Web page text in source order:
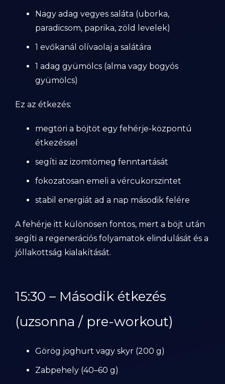
Nagy adag vegyes saláta (uborka,
paradicsom, paprika, zöld levelek)
1 evőkanál olívaolaj a salátára
1 adag gyümölcs (alma vagy bogyós
gyümölcs)
Ez az étkezés:
megtöri a böjtöt egy fehérje-központú
étkezéssel
segíti az izomtömeg fenntartását
fokozatosan emeli a vércukorszintet
stabil energiát ad a nap második felére
A fehérje itt különösen fontos, mert a böjt után
segíti a regenerációs folyamatok elindulását és a
jóllakottság kialakítását.
15:30 – Második étkezés
(uzsonna / pre-workout)
Görög joghurt vagy skyr (200 g)
Zabpehely (40–60 g)